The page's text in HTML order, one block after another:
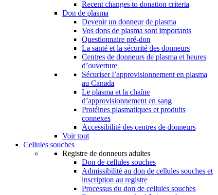
Recent changes to donation criteria
Don de plasma
Devenir un donneur de plasma
Vos dons de plasma sont importants
Questionnaire pré-don
La santé et la sécurité des donneurs
Centres de donneurs de plasma et heures
d’ouverture
Sécuriser l’approvisionnement en plasma
au Canada
Le plasma et la chaîne
d’approvisionnement en sang
Protéines plasmatiques et produits
connexes
Accessibilité des centres de donneurs
Voir tout
Cellules souches
Registre de donneurs adultes
Don de cellules souches
Admissibilité au don de cellules souches et
inscription au registre
Processus du don de cellules souches